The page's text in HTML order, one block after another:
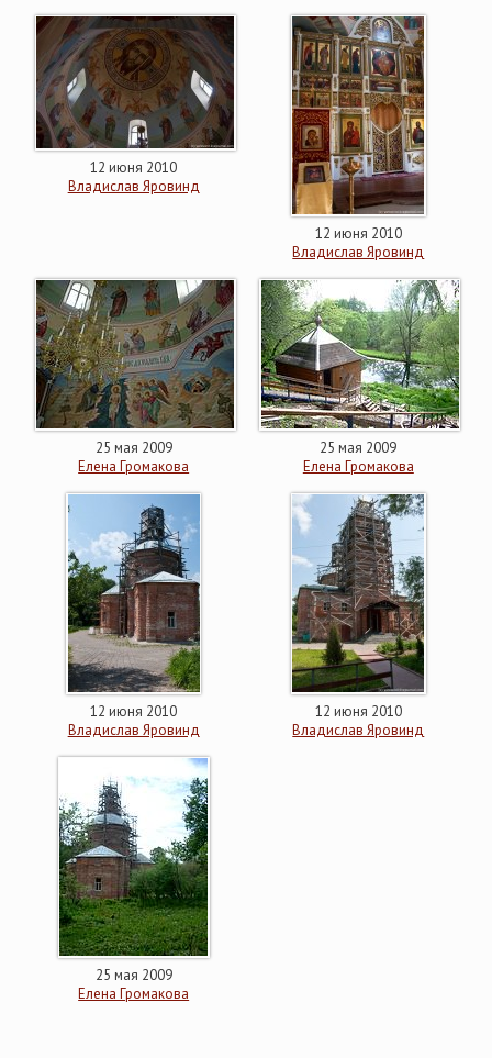
12 июня 2010
Владислав Яровинд
12 июня 2010
Владислав Яровинд
25 мая 2009
Елена Громакова
25 мая 2009
Елена Громакова
12 июня 2010
Владислав Яровинд
12 июня 2010
Владислав Яровинд
25 мая 2009
Елена Громакова